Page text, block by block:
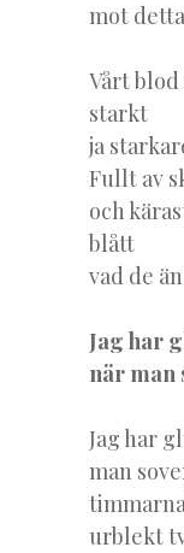
mot
Vårt
starkt
ja
Fullt av
och
blått
vad de
Jag har
när man
Jag har
man
urblekt